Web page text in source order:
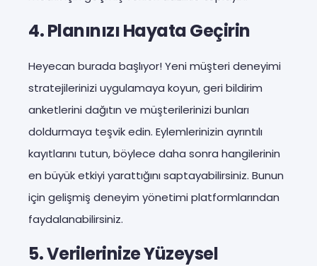
4. Planınızı Hayata Geçirin
Heyecan burada başlıyor! Yeni müşteri deneyimi
stratejilerinizi uygulamaya koyun, geri bildirim
anketlerini dağıtın ve müşterilerinizi bunları
doldurmaya teşvik edin. Eylemlerinizin ayrıntılı
kayıtlarını tutun, böylece daha sonra hangilerinin
en büyük etkiyi yarattığını saptayabilirsiniz. Bunun
için gelişmiş deneyim yönetimi platformlarından
faydalanabilirsiniz.
5. Verilerinize Yüzeysel